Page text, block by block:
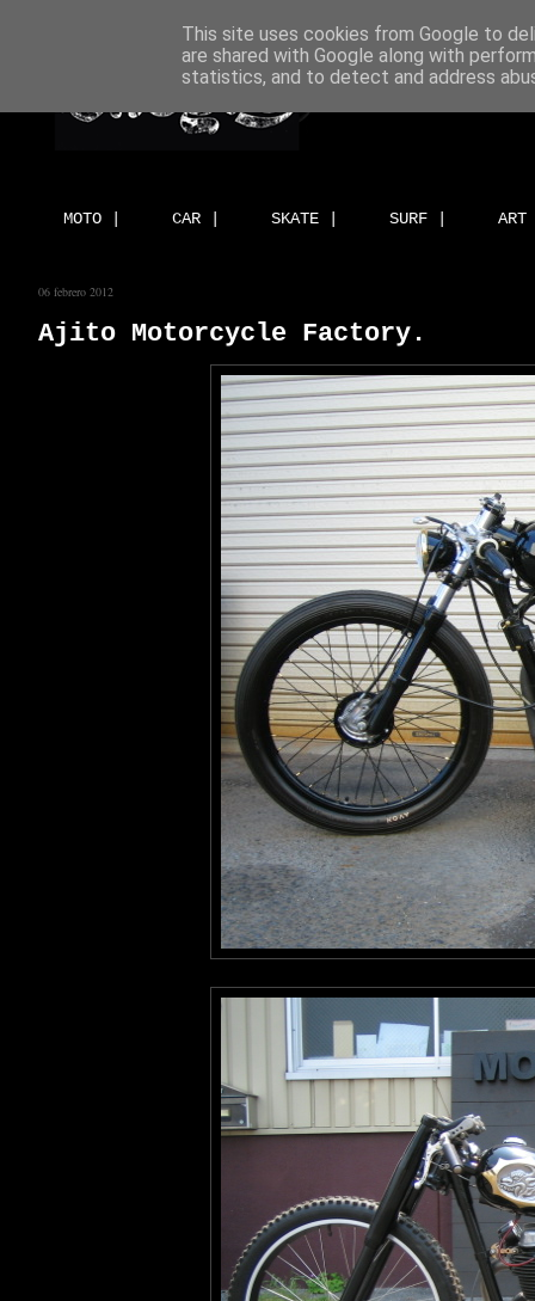
MOTO | CAR | SKATE | SURF |
06 febrero 2012
Ajito Motorcycle Factory.
This site uses cookies from Google to
are shared with Google along with
statistics, and to detect and address